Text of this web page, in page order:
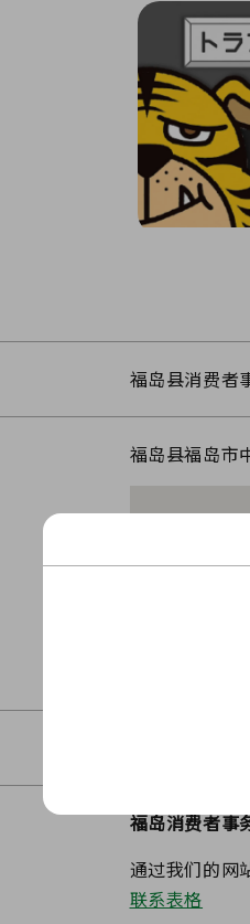
福岛县消费者
福岛县福岛市
福岛消费者事
通过我们的网
联系表格